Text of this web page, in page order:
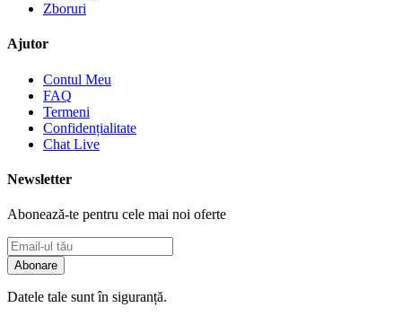
Zboruri
Ajutor
Contul Meu
FAQ
Termeni
Confidențialitate
Chat Live
Newsletter
Abonează-te pentru cele mai noi oferte
Abonare
Datele tale sunt în siguranță.